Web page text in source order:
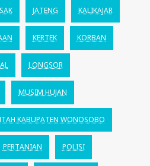
JATENG KALIKAJAR
KERTEK KORBAN
LONGSOR
MUSIM HUJAN
KABUPATEN WONOSOBO
PERTANIAN POLISI